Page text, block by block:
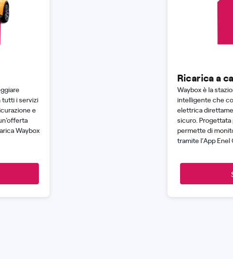
i servizi
e
Waybox
Ricarica a
Waybox è la
intelligente che
elettrica
sicuro.
permette di
tramite l’App